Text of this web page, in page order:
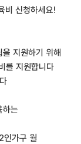
비 신청하세요!
지원하기 위해
를 지원합니다
는
가구 월